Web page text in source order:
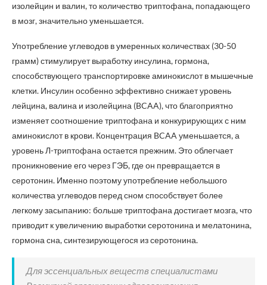
изолейцин и валин, то количество триптофана, попадающего
в мозг, значительно уменьшается.
Употребление углеводов в умеренных количествах (30-50
грамм) стимулирует выработку инсулина, гормона,
способствующего транспортировке аминокислот в мышечные
клетки. Инсулин особенно эффективно снижает уровень
лейцина, валина и изолейцина (BCAA), что благоприятно
изменяет соотношение триптофана и конкурирующих с ним
аминокислот в крови. Концентрация BCAA уменьшается, а
уровень Л-триптофана остается прежним. Это облегчает
проникновение его через ГЭБ, где он превращается в
серотонин. Именно поэтому употребление небольшого
количества углеводов перед сном способствует более
легкому засыпанию: больше триптофана достигает мозга, что
приводит к увеличению выработки серотонина и мелатонина,
гормона сна, синтезирующегося из серотонина.
Для эссенциальных веществ специалистами